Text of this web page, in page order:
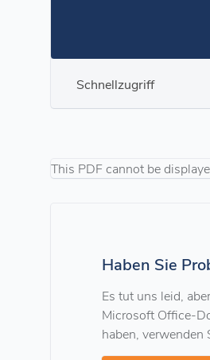
Schnellzugriff
This PDF cannot be
Haben Sie
Es tut uns leid,
Microsoft Office-
haben, verwenden